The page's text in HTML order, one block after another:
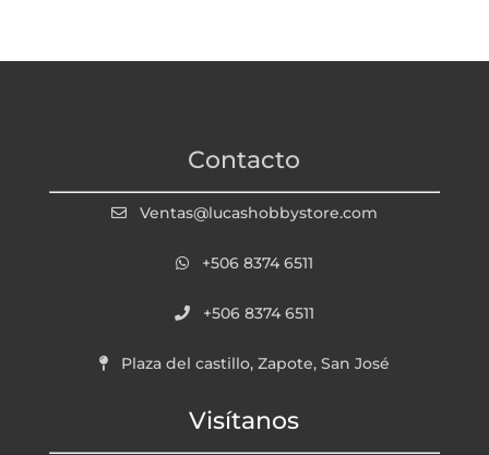
Contacto
Ventas@lucashobbystore.com
+506 8374 6511
+506 8374 6511
Plaza del castillo, Zapote, San José
Visítanos